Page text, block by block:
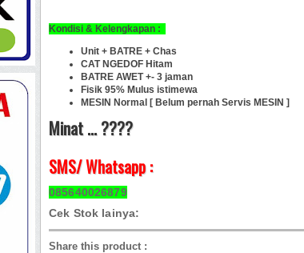
Kondisi & Kelengkapan :
Unit + BATRE + Chas
CAT NGEDOF Hitam
BATRE AWET +- 3 jaman
Fisik 95% Mulus istimewa
MESIN Normal [ Belum pernah Servis MESIN ]
Minat ... ????
SMS/ Whatsapp :
085640026879
Cek Stok lainya:
Share this product :